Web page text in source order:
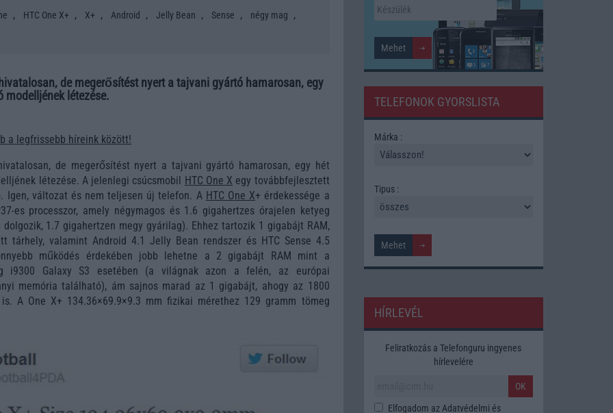
, HTC One X+ , X+ , Android , Jelly Bean , Sense , négy mag ,
de megerősítést nyert a tajvani gyártó hamarosan, egy
modelljének létezése.
a legfrissebb híreink között!
de megerősítést nyert a tajvani gyártó hamarosan, egy hét
létezése. A jelenlegi csúcsmobil HTC One X egy továbbfejlesztett
Igen, változat és nem teljesen új telefon. A HTC One X+ érdekessége a
es processzor, amely négymagos és 1.6 gigahertzes órajelen ketyeg
1.7 gigahertzen megy gyárilag). Ehhez tartozik 1 gigabájt RAM,
tárhely, valamint Android 4.1 Jelly Bean rendszer és HTC Sense 4.5
működés érdekében jobb lehetne a 2 gigabájt RAM mint a
i9300 Galaxy S3 esetében (a világnak azon a felén, az európai
memória található), ám sajnos marad az 1 gigabájt, ahogy az 1800
is. A One X+ 134.36×69.9×9.3 mm fizikai mérethez 129 gramm tömeg
TELEFONOK GYORSLISTA
Márka :
Tipus :
HÍRLEVÉL
Feliratkozás a Telefonguru ingyenes
hírlevelére
OK
Elfogadom az Adatvédelmi és